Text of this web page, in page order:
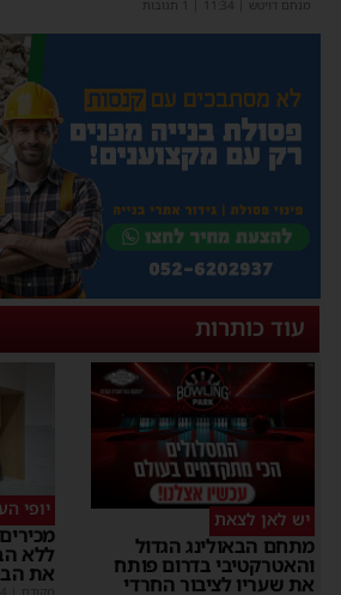
מנחם דויטש |
11:34 | 1 תגובות
עוד כותרות
יש לאן לצאת
מתחם הבאולינג הגדול
והאטרקטיבי בדרום פותח
את שעריו לציבור החרדי
יופי העץ
מכירים
ללא
את הבית